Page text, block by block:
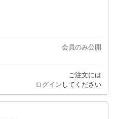
会員のみ公開
ご注文には
ログイン してください